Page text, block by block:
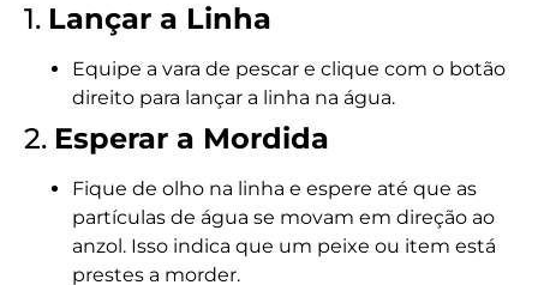
1. Lançar a Linha
Equipe a vara de pescar e clique com o botão
direito para lançar a linha na água.
2. Esperar a Mordida
Fique de olho na linha e espere até que as
partículas de água se movam em direção ao
anzol. Isso indica que um peixe ou item está
prestes a morder.